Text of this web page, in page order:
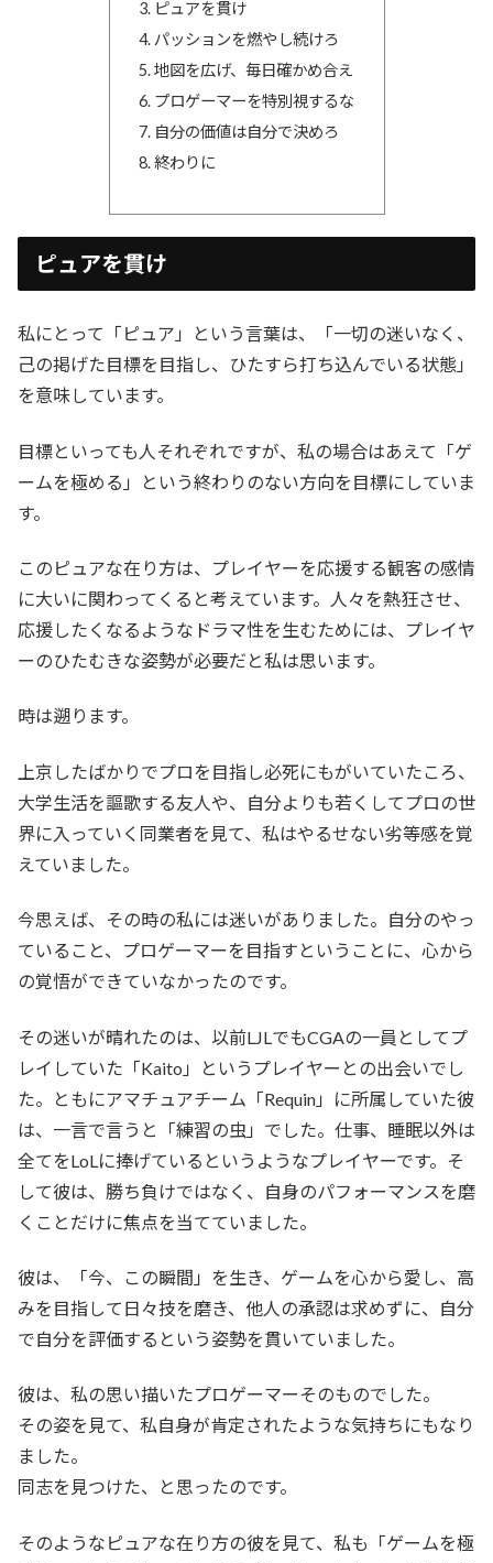
ピュアを貫け
パッションを燃やし続けろ
地図を広げ、毎日確かめ合え
プロゲーマーを特別視するな
自分の価値は自分で決めろ
終わりに
ピュアを貫け
私にとって「ピュア」という言葉は、「一切の迷いなく、
己の掲げた目標を目指し、ひたすら打ち込んでいる状態」
を意味しています。
目標といっても人それぞれですが、私の場合はあえて「ゲ
ームを極める」という終わりのない方向を目標にしていま
す。
このピュアな在り方は、プレイヤーを応援する観客の感情
に大いに関わってくると考えています。人々を熱狂させ、
応援したくなるようなドラマ性を生むためには、プレイヤ
ーのひたむきな姿勢が必要だと私は思います。
時は遡ります。
上京したばかりでプロを目指し必死にもがいていたころ、
大学生活を謳歌する友人や、自分よりも若くしてプロの世
界に入っていく同業者を見て、私はやるせない劣等感を覚
えていました。
今思えば、その時の私には迷いがありました。自分のやっ
ていること、プロゲーマーを目指すということに、心から
の覚悟ができていなかったのです。
その迷いが晴れたのは、以前LJLでもCGAの一員としてプ
レイしていた「Kaito」というプレイヤーとの出会いでし
た。ともにアマチュアチーム「Requin」に所属していた彼
は、一言で言うと「練習の虫」でした。仕事、睡眠以外は
全てをLoLに捧げているというようなプレイヤーです。そ
して彼は、勝ち負けではなく、自身のパフォーマンスを磨
くことだけに焦点を当てていました。
彼は、「今、この瞬間」を生き、ゲームを心から愛し、高
みを目指して日々技を磨き、他人の承認は求めずに、自分
で自分を評価するという姿勢を貫いていました。
彼は、私の思い描いたプロゲーマーそのものでした。
その姿を見て、私自身が肯定されたような気持ちにもなり
ました。
同志を見つけた、と思ったのです。
そのようなピュアな在り方の彼を見て、私も「ゲームを極